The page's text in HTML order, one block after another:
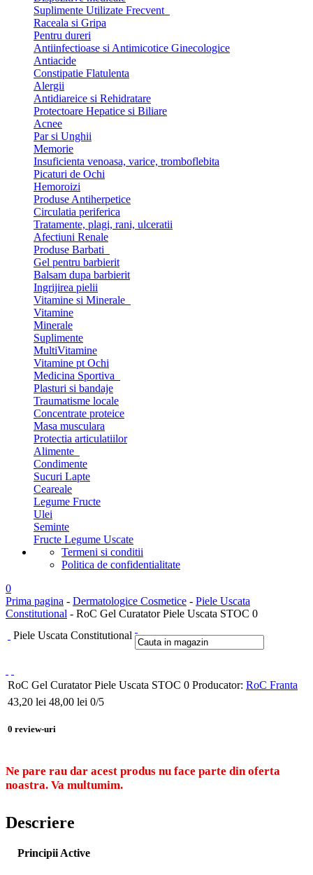
Suplimente Utilizate Frecvent
Raceala si Gripa
Pentru dureri
Antiinfectioase si Antimicotice Ginecologice
Antiacide
Constipatie Flatulenta
Alergii
Antidiareice si Rehidratare
Protectoare Hepatice si Biliare
Acnee
Par si Unghii
Memorie
Insuficienta venoasa, varice, tromboflebita
Picaturi de Ochi
Hemoroizi
Produse Antiherpetice
Circulatia periferica
Tratamente, plagi, rani, ulceratii
Afectiuni Renale
Produse Barbati
Gel pentru barbierit
Balsam dupa barbierit
Ingrijirea pielii
Vitamine si Minerale
Vitamine
Minerale
Suplimente
MultiVitamine
Vitamine pt Ochi
Medicina Sportiva
Plasturi si bandaje
Traumatisme locale
Concentrate proteice
Masa musculara
Protectia articulatiilor
Alimente
Condimente
Sucuri Lapte
Ceareale
Legume Fructe
Ulei
Seminte
Fructe Legume Uscate
Termeni si conditii
Politica de confidentialitate
0
Prima pagina - Dermatologice Cosmetice - Piele Uscata
Constitutional - RoC Gel Curatator Piele Uscata STOC 0
Piele Uscata Constitutional
RoC Gel Curatator Piele Uscata STOC 0 Producator: RoC Franta
43,20 lei 48,00 lei 0/5
0 review-uri
Ne pare rau dar acest produs nu face parte din oferta
noastra. Va multumim.
Descriere
Principii Active